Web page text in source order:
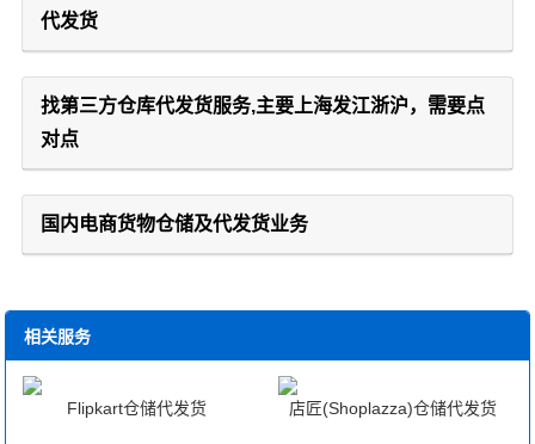
代发货
找第三方仓库代发货服务,主要上海发江浙沪，需要点
对点
国内电商货物仓储及代发货业务
相关服务
Flipkart仓储代发货 店匠(Shoplazza)仓储代发货